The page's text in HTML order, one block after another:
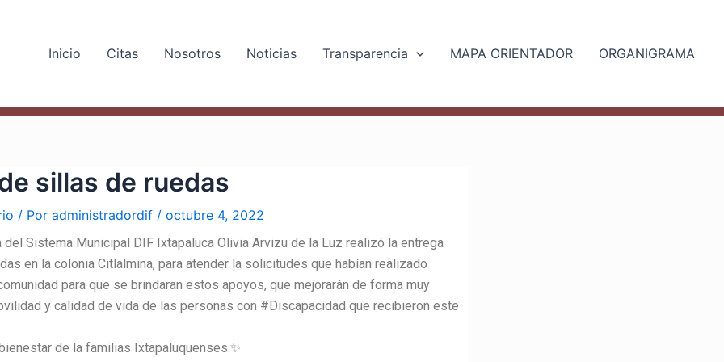
Inicio Citas Nosotros Noticias Transparencia MAPA ORIENTADOR ORGANIGRAMA
sillas de ruedas
/ Por administradordif / octubre 4, 2022
Sistema Municipal DIF Ixtapaluca Olivia Arvizu de la Luz realizó la entrega
en la colonia Citlalmina, para atender la solicitudes que habían realizado
para que se brindaran estos apoyos, que mejorarán de forma muy
y calidad de vida de las personas con #Discapacidad que recibieron este
de la familias Ixtapaluquenses.✨